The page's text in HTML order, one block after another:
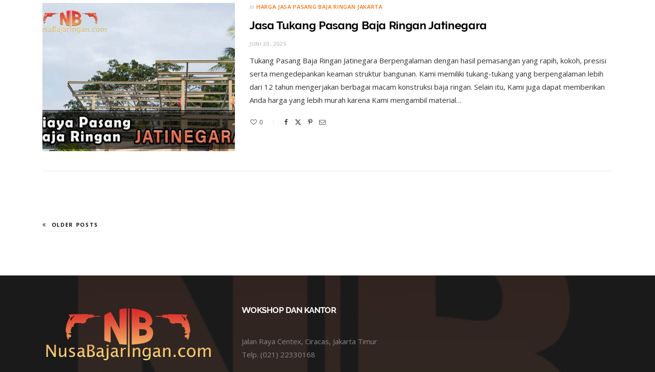
in HARGA JASA PASANG BAJA RINGAN JAKARTA
Jasa Tukang Pasang Baja Ringan Jatinegara
JUNI 20, 2025
Tukang Pasang Baja Ringan Jatinegara Berpengalaman dengan hasil pemasangan yang rapih, kokoh, presisi
serta mengedepankan keaman struktur bangunan. Kami memiliki tukang-tukang yang berpengalaman lebih
dari 12 tahun mengerjakan berbagai macam konstruksi baja ringan. Selain itu, Kami juga dapat memberikan
Anda harga yang lebih murah karena Kami mengambil material…
0
OLDER POSTS
WOKSHOP DAN KANTOR
Jalan Raya Centex, Ciracas, Jakarta Timur
Telp. (021) 22330168